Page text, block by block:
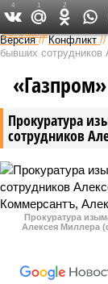
Версия //Конфликт
бывших
Прокуратура
сотрудников
Прокуратура
Алексея Миллера
4 1 2